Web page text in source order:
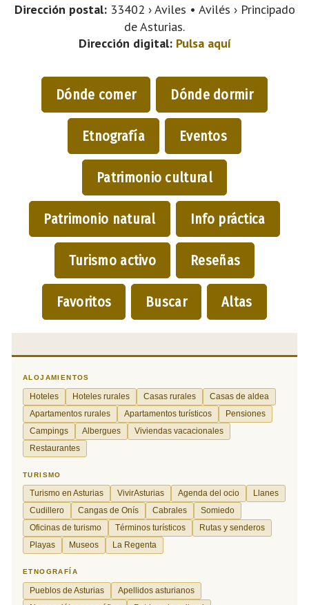
Dirección postal:33402 › Aviles • Avilés › Principado
de Asturias.
Dirección digital: Pulsa aquí
Dónde comer Dónde dormir
Etnografía Eventos
Patrimonio cultural
Patrimonio natural Info práctica
Turismo activo Reseñas
Favoritos Buscar Altas